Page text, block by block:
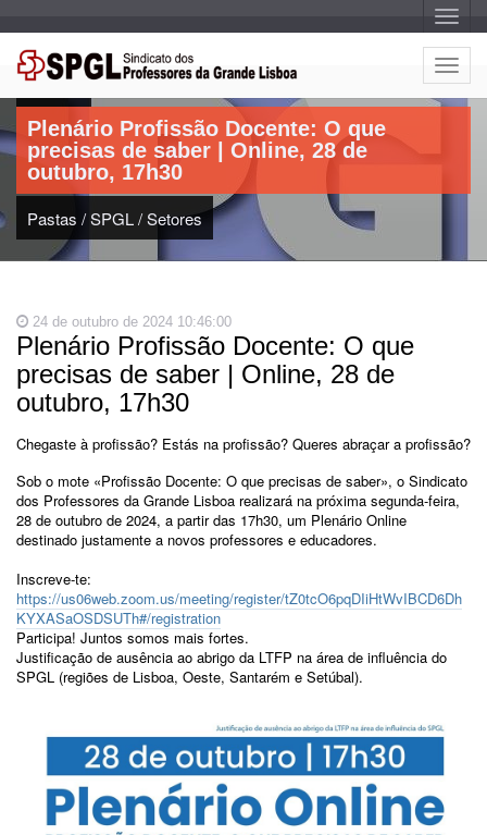
A
l
t
e
r
a
g
o
A
l
t
a
a
Artigo:
Plenário Profissão Docente: O que
precisas de saber | Online, 28 de
outubro, 17h30
Pastas /SPGL/Setores
24 de outubro de 2024 10:46:00
Plenário Profissão Docente: O que
precisas de saber | Online, 28 de
outubro, 17h30
Chegaste à profissão? Estás na profissão? Queres abraçar a profissão?
Sob o mote «Profissão Docente: O que precisas de saber», o Sindicato
dos Professores da Grande Lisboa realizará na próxima segunda-feira,
28 de outubro de 2024, a partir das 17h30, um Plenário Online
destinado justamente a novos professores e educadores.
Inscreve-te:
https://us06web.zoom.us/meeting/register/tZ0tcO6pqDIiHtWvIBCD6Dh
KYXASaOSDSUTh#/registration
Participa! Juntos somos mais fortes.
Justificação de ausência ao abrigo da LTFP na área de influência do
SPGL (regiões de Lisboa, Oeste, Santarém e Setúbal).